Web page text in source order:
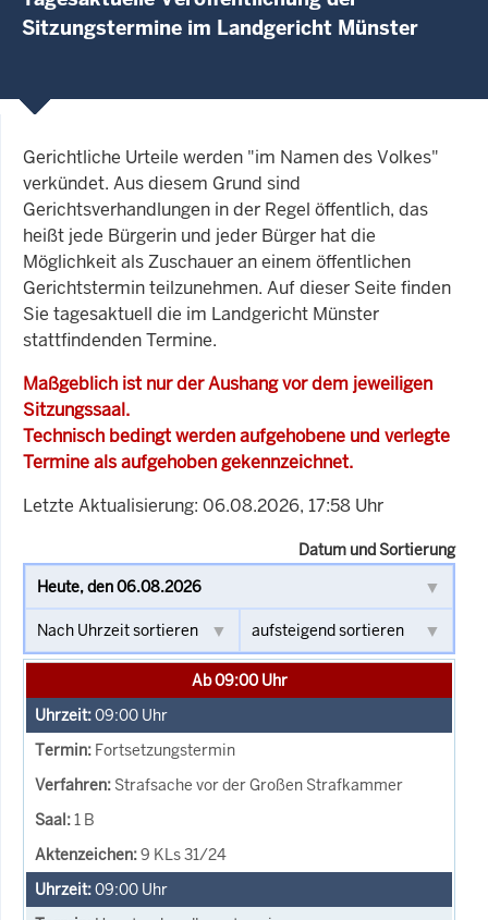
Sitzungstermine im Landgericht Münster
Gerichtliche Urteile werden "im Namen des Volkes"
verkündet. Aus diesem Grund sind
Gerichtsverhandlungen in der Regel öffentlich, das
heißt jede Bürgerin und jeder Bürger hat die
Möglichkeit als Zuschauer an einem öffentlichen
Gerichtstermin teilzunehmen. Auf dieser Seite finden
Sie tagesaktuell die im Landgericht Münster
stattfindenden Termine.
Maßgeblich ist nur der Aushang vor dem jeweiligen
Sitzungssaal.
Technisch bedingt werden aufgehobene und verlegte
Termine als aufgehoben gekennzeichnet.
Letzte Aktualisierung: 06.08.2026, 17:58 Uhr
Datum und Sortierung
Ab 09:00 Uhr
09:00 Uhr
Fortsetzungstermin
Strafsache vor der Großen Strafkammer
1 B
9 KLs 31/24
09:00 Uhr